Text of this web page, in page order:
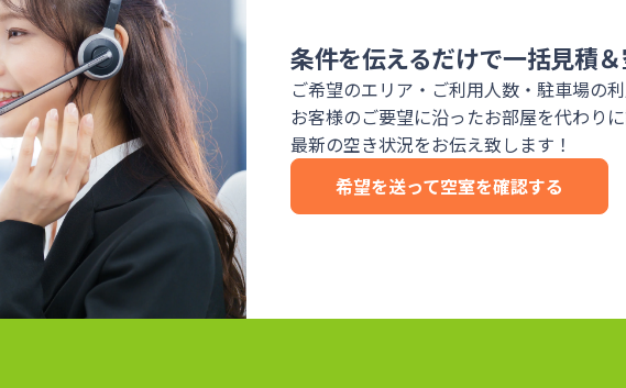
条件を伝えるだけで一括見積
ご希望のエリア・ご利用人数・駐車場の
お客様のご要望に沿ったお部屋を代わり
最新の空き状況をお伝え致します！
希望を送って空室を確認する